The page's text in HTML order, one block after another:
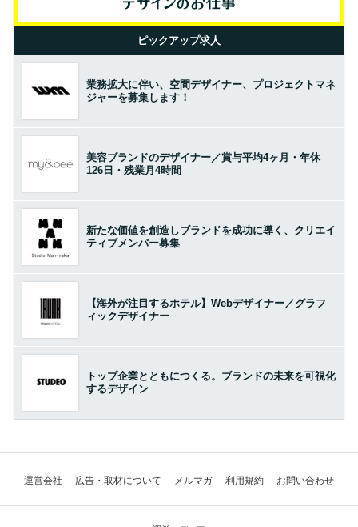
ピックアップ求人
業務拡大に伴い、空間デザイナー、プロジェクトマネ
ジャーを募集します！
美容ブランドのデザイナー／賞与平均4ヶ月・年休
126日・残業月4時間
新たな価値を創造しブランドを成功に導く、クリエイ
ティブメンバー募集
【海外が注目するホテル】Webデザイナー／グラフ
ィックデザイナー
トップ企業とともにつくる。ブランドの未来を可視化
するデザイン
運営会社 広告・取材について メルマガ 利用規約 お問い合わせ